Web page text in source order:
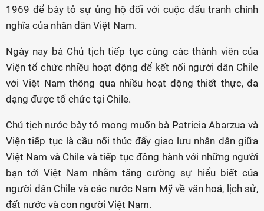
1969 để bày tỏ sự ủng hộ đối với cuộc đấu tranh chính
nghĩa của nhân dân Việt Nam.
Ngày nay bà Chủ tịch tiếp tục cùng các thành viên của
Viện tổ chức nhiều hoạt động để kết nối người dân Chile
với Việt Nam thông qua nhiều hoạt động thiết thực, đa
dạng được tổ chức tại Chile.
Chủ tịch nước bày tỏ mong muốn bà Patricia Abarzua và
Viện tiếp tục là cầu nối thúc đẩy giao lưu nhân dân giữa
Việt Nam và Chile và tiếp tục đồng hành với những người
bạn tới Việt Nam nhằm tăng cường sự hiểu biết của
người dân Chile và các nước Nam Mỹ về văn hoá, lịch sử,
đất nước và con người Việt Nam.